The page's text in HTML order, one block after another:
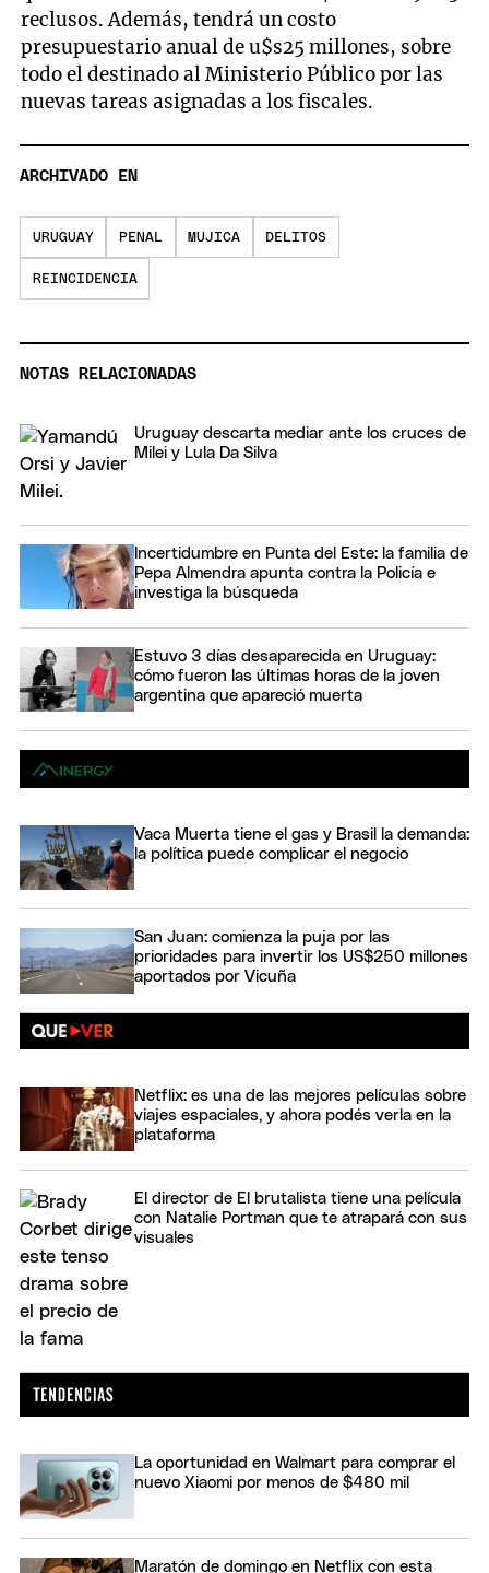
reclusos. Además, tendrá un costo
presupuestario anual de u$s25 millones, sobre
todo el destinado al Ministerio Público por las
nuevas tareas asignadas a los fiscales.
ARCHIVADO EN
URUGUAY PENAL MUJICA DELITOS
REINCIDENCIA
NOTAS RELACIONADAS
Uruguay descarta mediar ante los cruces de
Milei y Lula Da Silva
Incertidumbre en Punta del Este: la familia de
Pepa Almendra apunta contra la Policía e
investiga la búsqueda
Estuvo 3 días desaparecida en Uruguay:
cómo fueron las últimas horas de la joven
argentina que apareció muerta
Vaca Muerta tiene el gas y Brasil la demanda:
la política puede complicar el negocio
San Juan: comienza la puja por las
prioridades para invertir los US$250 millones
aportados por Vicuña
Netflix: es una de las mejores películas sobre
viajes espaciales, y ahora podés verla en la
plataforma
El director de El brutalista tiene una película
con Natalie Portman que te atrapará con sus
visuales
La oportunidad en Walmart para comprar el
nuevo Xiaomi por menos de $480 mil
Maratón de domingo en Netflix con esta